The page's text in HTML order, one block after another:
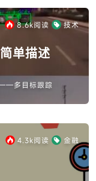
8.6k阅读 技术
单描述
——多目标跟踪
4.3k阅读 金融